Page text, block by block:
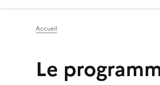
Accueil
Le